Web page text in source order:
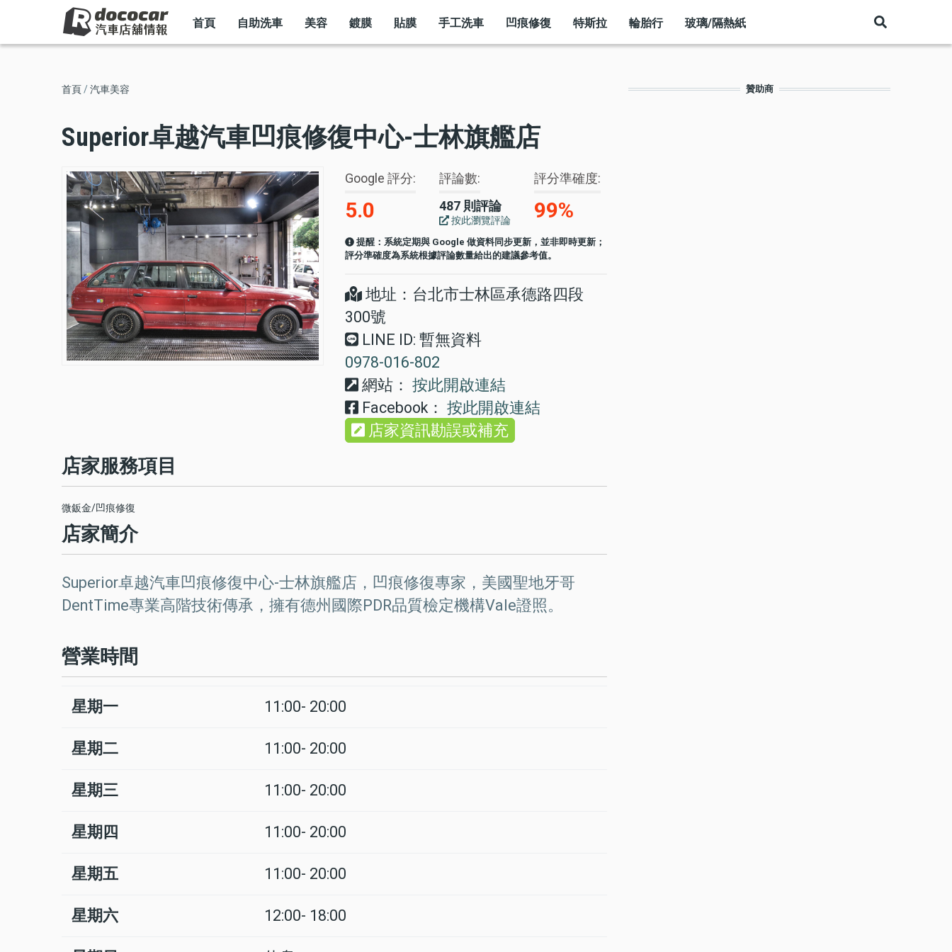
NAVIGATION
首頁 自助洗車 美容 鍍膜 貼膜 手工洗車 凹痕修復 特斯拉 輪胎行 玻璃/隔熱紙
導
航
連
結
首頁 汽車美容
Superior卓越汽車凹痕修復中心-士林旗艦店
Google 評分
5.0
評論數
487 則評論
按此瀏覽評論
評分準確度
99%
提醒：系統定期與 Google 做資料同步更新，並非即時更新；
評分準確度為系統根據評論數量給出的建議參考值。
地址：台北市士林區承德路四段
300號
LINE ID: 暫無資料
0978-016-802
網站： 按此開啟連結
Facebook： 按此開啟連結
店家資訊勘誤或補充
店家服務項目
微鈑金/凹痕修復
店家簡介
Superior卓越汽車凹痕修復中心-士林旗艦店，凹痕修復專家，美國聖地牙哥
DentTime專業高階技術傳承，擁有德州國際PDR品質檢定機構Vale證照。
營業時間
日
Time
回
星期一 11:00- 20:00
星期二 11:00- 20:00
星期三 11:00- 20:00
星期四 11:00- 20:00
星期五 11:00- 20:00
星期六 12:00- 18:00
贊助商